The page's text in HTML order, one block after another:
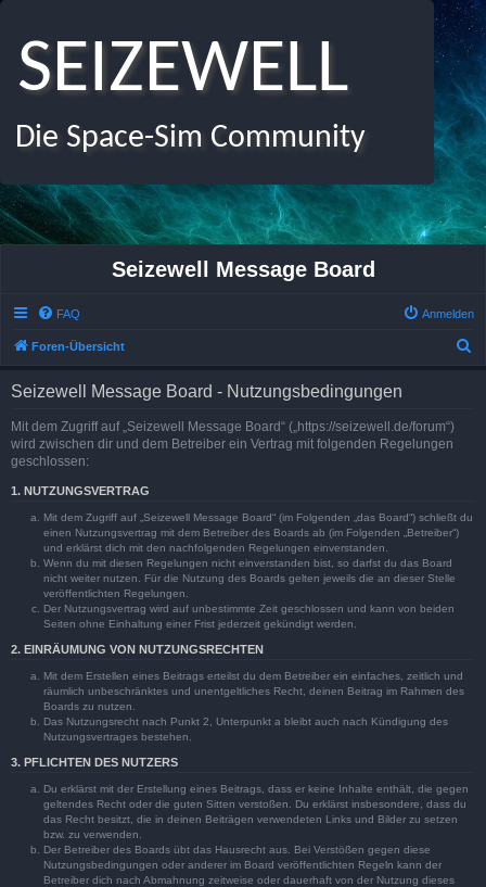
SEIZEWELL
Die Space-Sim Community
Seizewell Message Board
FAQ Anmelden
Foren-Übersicht
Seizewell Message Board - Nutzungsbedingungen
Mit dem Zugriff auf „Seizewell Message Board“ („https://seizewell.de/forum“)
wird zwischen dir und dem Betreiber ein Vertrag mit folgenden Regelungen
geschlossen:
1. NUTZUNGSVERTRAG
Mit dem Zugriff auf „Seizewell Message Board“ (im Folgenden „das Board“) schließt du
einen Nutzungsvertrag mit dem Betreiber des Boards ab (im Folgenden „Betreiber“)
und erklärst dich mit den nachfolgenden Regelungen einverstanden.
Wenn du mit diesen Regelungen nicht einverstanden bist, so darfst du das Board
nicht weiter nutzen. Für die Nutzung des Boards gelten jeweils die an dieser Stelle
veröffentlichten Regelungen.
Der Nutzungsvertrag wird auf unbestimmte Zeit geschlossen und kann von beiden
Seiten ohne Einhaltung einer Frist jederzeit gekündigt werden.
2. EINRÄUMUNG VON NUTZUNGSRECHTEN
Mit dem Erstellen eines Beitrags erteilst du dem Betreiber ein einfaches, zeitlich und
räumlich unbeschränktes und unentgeltliches Recht, deinen Beitrag im Rahmen des
Boards zu nutzen.
Das Nutzungsrecht nach Punkt 2, Unterpunkt a bleibt auch nach Kündigung des
Nutzungsvertrages bestehen.
3. PFLICHTEN DES NUTZERS
Du erklärst mit der Erstellung eines Beitrags, dass er keine Inhalte enthält, die gegen
geltendes Recht oder die guten Sitten verstoßen. Du erklärst insbesondere, dass du
das Recht besitzt, die in deinen Beiträgen verwendeten Links und Bilder zu setzen
bzw. zu verwenden.
Der Betreiber des Boards übt das Hausrecht aus. Bei Verstößen gegen diese
Nutzungsbedingungen oder anderer im Board veröffentlichten Regeln kann der
Betreiber dich nach Abmahnung zeitweise oder dauerhaft von der Nutzung dieses